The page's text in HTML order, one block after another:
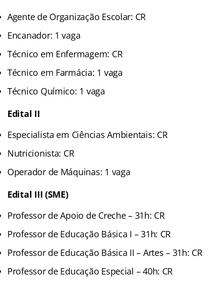
Agente de Organização Escolar: CR
Encanador: 1 vaga
Técnico em Enfermagem: CR
Técnico em Farmácia: 1 vaga
Técnico Químico: 1 vaga
Edital II
Especialista em Ciências Ambientais: CR
Nutricionista: CR
Operador de Máquinas: 1 vaga
Edital III (SME)
Professor de Apoio de Creche – 31h: CR
Professor de Educação Básica I – 31h: CR
Professor de Educação Básica II – Artes – 31h: CR
Professor de Educação Especial – 40h: CR